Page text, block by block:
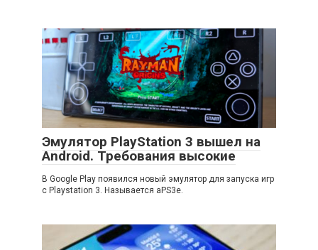
Эмулятор PlayStation 3 вышел на
Android. Требования высокие
В Google Play появился новый эмулятор для запуска игр
с Playstation 3. Называется aPS3e.